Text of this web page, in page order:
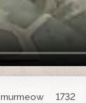
murmeow 1732